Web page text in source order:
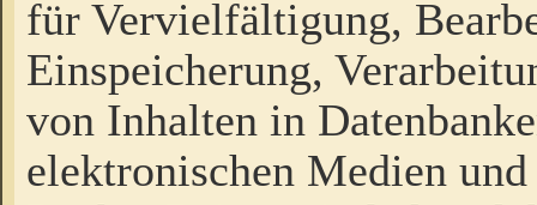
für Vervielfältigung,
Einspeicherung,
von Inhalten in
elektronischen Medien